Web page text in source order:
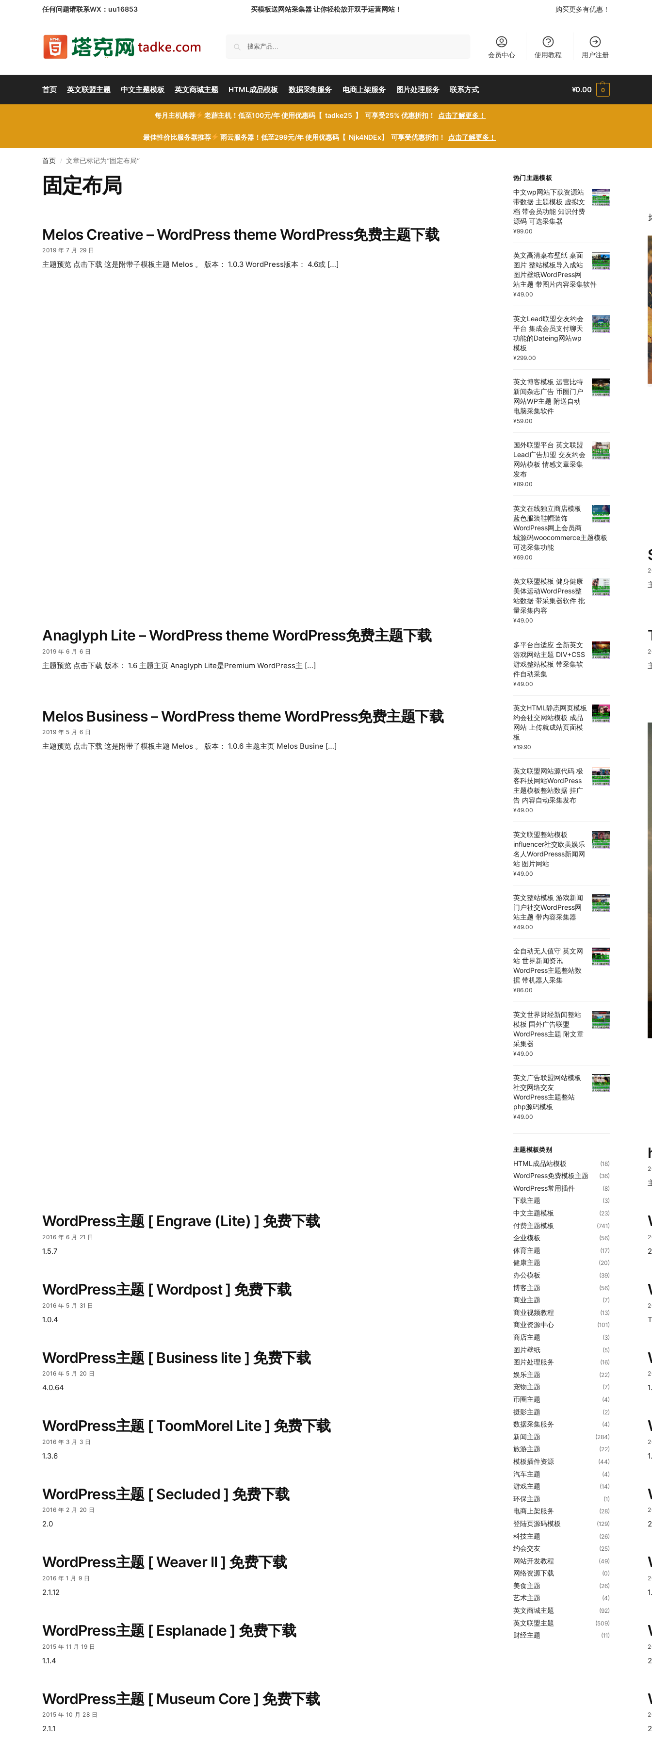
任何问题请联系WX：uu16853 买模板送网站采集器 让你轻松放开双手运营网站！ 购买更多有优惠！
会员中心 使用教程 用户注册
首页 英文联盟主题 中文主题模板 英文商城主题 HTML成品模板 数据采集服务 电商上架服务 图片处理服务 联系方式 ¥0.00 0
每月主机推荐 老薜主机！低至100元/年 使用优惠码【 tadke25 】 可享受25% 优惠折扣！ 点击了解更多！
最佳性价比服务器推荐 雨云服务器！低至299元/年 使用优惠码【 Njk4NDEx】 可享受优惠折扣！ 点击了解更多！
首页 / 文章已标记为“固定布局”
固定布局
Melos Creative – WordPress theme WordPress免费主题下载
2019 年 7 月 29 日
主题预览 点击下载 这是附带子模板主题 Melos 。 版本： 1.0.3 WordPress版本： 4.6或 […]
Anaglyph Lite – WordPress theme WordPress免费主题下载
2019 年 6 月 6 日
主题预览 点击下载 版本： 1.6 主题主页 Anaglyph Lite是Premium WordPress主 […]
Melos Business – WordPress theme WordPress免费主题下载
2019 年 5 月 6 日
主题预览 点击下载 这是附带子模板主题 Melos 。 版本： 1.0.6 主题主页 Melos Busine […]
WordPress主题 [ Engrave (Lite) ] 免费下载
2016 年 6 月 21 日
1.5.7
WordPress主题 [ Wordpost ] 免费下载
2016 年 5 月 31 日
1.0.4
WordPress主题 [ Business lite ] 免费下载
2016 年 5 月 20 日
4.0.64
WordPress主题 [ ToomMorel Lite ] 免费下载
2016 年 3 月 3 日
1.3.6
WordPress主题 [ Secluded ] 免费下载
2016 年 2 月 20 日
2.0
WordPress主题 [ Weaver II ] 免费下载
2016 年 1 月 9 日
2.1.12
WordPress主题 [ Esplanade ] 免费下载
2015 年 11 月 19 日
1.1.4
WordPress主题 [ Museum Core ] 免费下载
2015 年 10 月 28 日
2.1.1
热门主题模板
中文wp网站下载资源站
带数据 主题模板 虚拟文
档 带会员功能 知识付费
源码 可选采集器
¥99.00
英文高清桌布壁纸 桌面
图片 整站模板导入成站
图片壁纸WordPress网
站主题 带图片内容采集软件
¥49.00
英文Lead联盟交友约会
平台 集成会员支付聊天
功能的Dateing网站wp
模板
¥299.00
英文博客模板 运营比特
新闻杂志广告 币圈门户
网站WP主题 附送自动
电脑采集软件
¥59.00
国外联盟平台 英文联盟
Lead广告加盟 交友约会
网站模板 情感文章采集
发布
¥89.00
英文在线独立商店模板
蓝色服装鞋帽装饰
WordPress网上会员商
城源码woocommerce主题模板
可选采集功能
¥69.00
英文联盟模板 健身健康
美体运动WordPress整
站数据 带采集器软件 批
量采集内容
¥49.00
多平台自适应 全新英文
游戏网站主题 DIV+CSS
游戏整站模板 带采集软
件自动采集
¥49.00
英文HTML静态网页模板
约会社交网站模板 成品
网站 上传就成站页面模
板
¥19.90
英文联盟网站源代码 极
客科技网站WordPress
主题模板整站数据 挂广
告 内容自动采集发布
¥49.00
英文联盟整站模板
influencer社交欧美娱乐
名人WordPresss新闻网
站 图片网站
¥49.00
英文整站模板 游戏新闻
门户社交WordPress网
站主题 带内容采集器
¥49.00
全自动无人值守 英文网
站 世界新闻资讯
WordPress主题整站数
据 带机器人采集
¥86.00
英文世界财经新闻整站
模板 国外广告联盟
WordPress主题 附文章
采集器
¥49.00
英文广告联盟网站模板
社交网络交友
WordPress主题整站
php源码模板
¥49.00
主题模板类别
HTML成品站模板 (18)
WordPress免费模板主题 (36)
WordPress常用插件 (8)
下载主题 (3)
中文主题模板 (23)
付费主题模板 (741)
企业模板 (56)
体育主题 (17)
健康主题 (20)
办公模板 (39)
博客主题 (56)
商业主题 (7)
商业视频教程 (13)
商业资源中心 (101)
商店主题 (3)
图片壁纸 (5)
图片处理服务 (16)
娱乐主题 (22)
宠物主题 (7)
币圈主题 (4)
摄影主题 (2)
数据采集服务 (4)
新闻主题 (284)
旅游主题 (22)
模板插件资源 (44)
汽车主题 (4)
游戏主题 (14)
环保主题 (1)
电商上架服务 (28)
登陆页源码模板 (129)
科技主题 (26)
约会交友 (25)
网站开发教程 (49)
网络资源下载 (0)
美食主题 (26)
艺术主题 (4)
英文商城主题 (92)
英文联盟主题 (509)
财经主题 (11)